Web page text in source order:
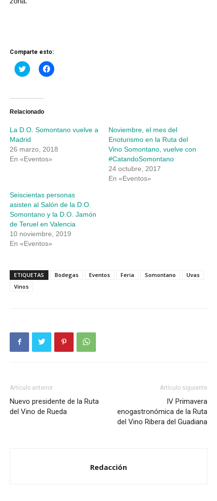
Comparte esto:
Haz
clic
Twitter
abre
ventana
nueva)
Haz
clic
ventana
Relacionado
La D.O. Somontano vuelve a
Madrid
26 marzo, 2018
En «Eventos»
Noviembre, el mes del
Enoturismo en la Ruta del
Vino Somontano, vuelve con
#CatandoSomontano
24 octubre, 2017
En «Eventos»
Seiscientas personas
asisten al Salón de la D.O.
Somontano y la D.O. Jamón
de Teruel en Valencia
10 noviembre, 2019
En «Eventos»
ETIQUETAS Bodegas Eventos Feria Somontano
Uvas
Vinos
Artículo anterior
Nuevo presidente de la Ruta
del Vino de Rueda
Artículo siguiente
IV Primavera
enogastronómica de la Ruta
del Vino Ribera del Guadiana
Redacción